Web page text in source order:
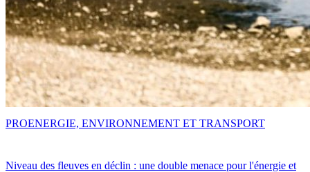
Niveau des fleuves en déclin : une double menace pour l'énergie et
PROENERGIE, ENVIRONNEMENT ET TRANSPORT